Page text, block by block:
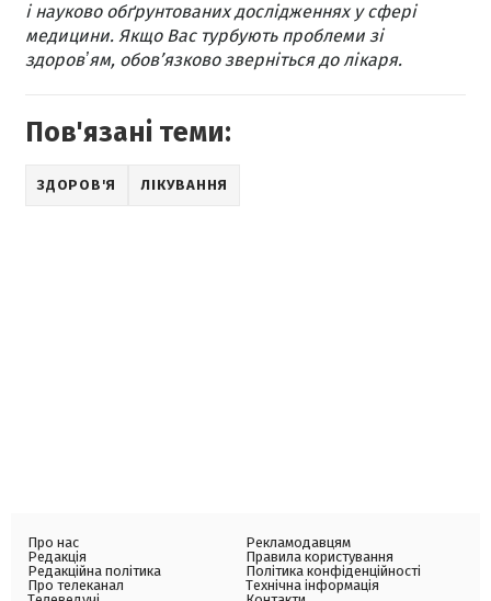
і науково обґрунтованих дослідженнях у сфері
медицини. Якщо Вас турбують проблеми зі
здоровʼям, обов’язково зверніться до лікаря.
Пов'язані теми:
ЗДОРОВ'Я ЛІКУВАННЯ
Про нас
Редакція
Редакційна політика
Про телеканал
Рекламодавцям
Правила користування
Політика конфіденційності
Технічна інформація